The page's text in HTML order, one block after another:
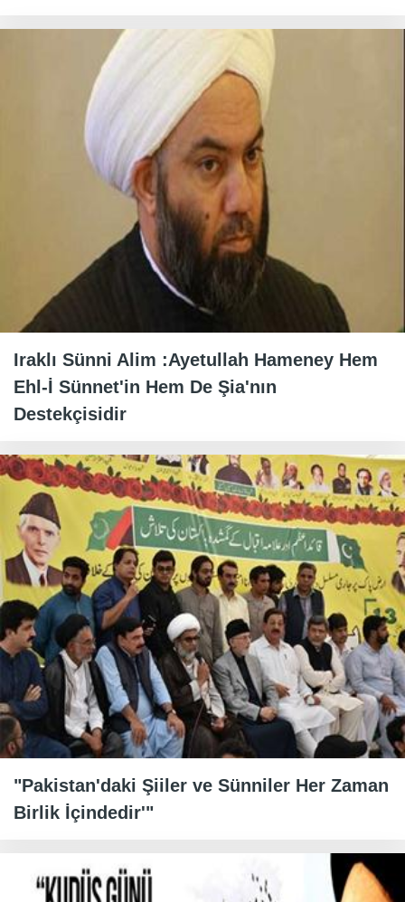
Iraklı Sünni Alim :Ayetullah Hameney Hem
Ehl-İ Sünnet'in Hem De Şia'nın
Destekçisidir
"Pakistan'daki Şiiler ve Sünniler Her Zaman
Birlik İçindedir'"